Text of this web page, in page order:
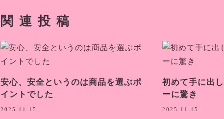
関連投稿
安心、安全というのは商品を選ぶポ
イントでした
2025.11.15
初めて手に出
ーに驚き
2025.11.15